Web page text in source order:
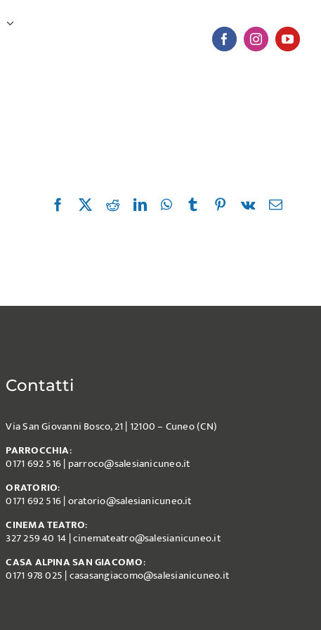
FacebookRedditLinkedInWhatsApp
TumblrPinterest
Vk Email
Contatti
Via San Giovanni Bosco, 21 | 12100 – Cuneo (CN)
PARROCCHIA:
0171 692 516| parroco@salesianicuneo.it
ORATORIO:
0171 692 516|oratorio@salesianicuneo.it
CINEMA TEATRO:
327 259 40 14 |cinemateatro@salesianicuneo.it
CASA ALPINA SAN GIACOMO:
0171 978 025 |casasangiacomo@salesianicuneo.it